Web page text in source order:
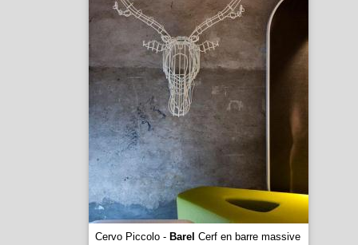
Cervo Piccolo - Barel Cerf en barre massive